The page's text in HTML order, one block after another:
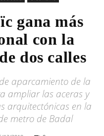
gana más
con la
dos calles
aparcamiento de la
ampliar las aceras y
arquitectónicas en la
metro de Badal